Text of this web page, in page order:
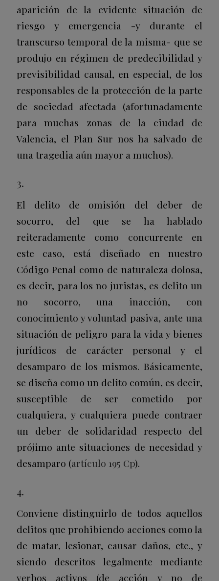
aparición de la evidente situación de
riesgo y emergencia -y durante el
transcurso temporal de la misma- que se
produjo en régimen de predecibilidad y
previsibilidad causal, en especial, de los
responsables de la protección de la parte
de sociedad afectada (afortunadamente
para muchas zonas de la ciudad de
Valencia, el Plan Sur nos ha salvado de
una tragedia aún mayor a muchos).
3.
El delito de omisión del deber de
socorro, del que se ha hablado
reiteradamente como concurrente en
este caso, está diseñado en nuestro
Código Penal como de naturaleza dolosa,
es decir, para los no juristas, es delito un
no socorro, una inacción, con
conocimiento y voluntad pasiva, ante una
situación de peligro para la vida y bienes
jurídicos de carácter personal y el
desamparo de los mismos. Básicamente,
se diseña como un delito común, es decir,
susceptible de ser cometido por
cualquiera, y cualquiera puede contraer
un deber de solidaridad respecto del
prójimo ante situaciones de necesidad y
desamparo (artículo 195 Cp).
4.
Conviene distinguirlo de todos aquellos
delitos que prohibiendo acciones como la
de matar, lesionar, causar daños, etc., y
siendo descritos legalmente mediante
verbos activos (de acción y no de